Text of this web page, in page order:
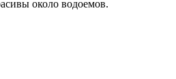
около водоемов.